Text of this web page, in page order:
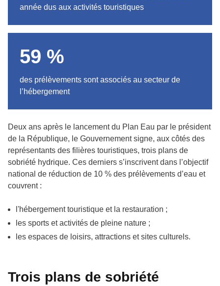
année dus aux activités touristiques
59 %
des prélèvements sont associés au secteur de
l’hébergement
Deux ans après le lancement du Plan Eau par le président
de la République, le Gouvernement signe, aux côtés des
représentants des filières touristiques, trois plans de
sobriété hydrique. Ces derniers s’inscrivent dans l’objectif
national de réduction de 10 % des prélèvements d’eau et
couvrent :
l'hébergement touristique et la restauration ;
les sports et activités de pleine nature ;
les espaces de loisirs, attractions et sites culturels.
Trois plans de sobriété